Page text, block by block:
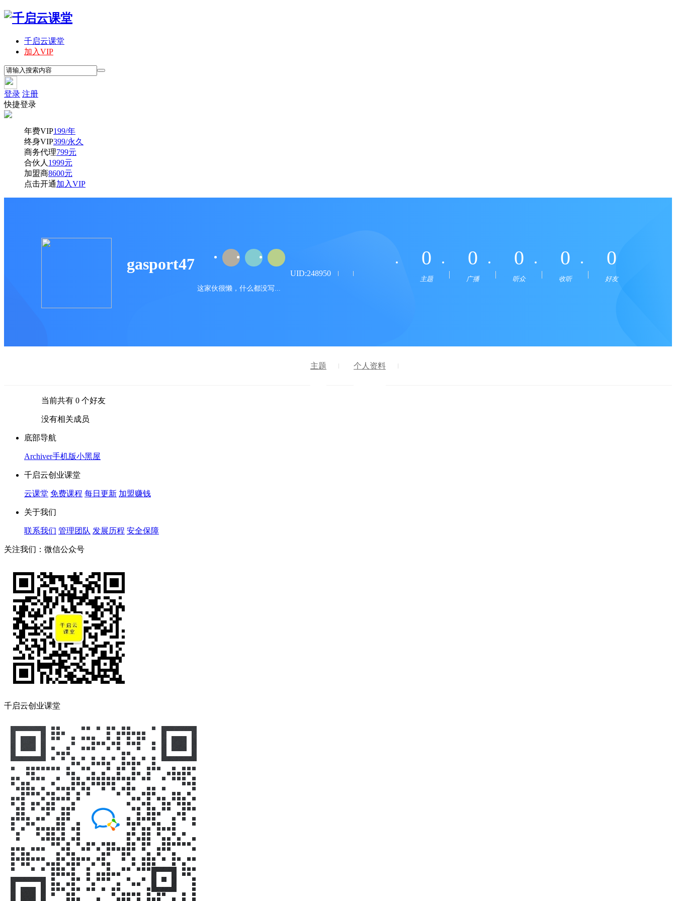
千启云课堂
加入VIP
登录 注册
快捷登录
年费VIP199/年
终身VIP399/永久
商务代理799元
合伙人 1999元
加盟商8600元
点击开通加入VIP
gasport47 UID:248950
这家伙很懒，什么都没写...
0
主题
0
广播
0
听众
0
收听
0
好友
主题 个人资料
当前共有 0 个好友
没有相关成员
底部导航
Archiver手机版小黑屋
千启云创业课堂
云课堂 免费课程 每日更新 加盟赚钱
关于我们
联系我们 管理团队 发展历程 安全保障
关注我们：微信公众号
千启云创业课堂